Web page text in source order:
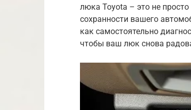
люка Toyota – это не
сохранности вашего
как самостоятельно
чтобы ваш люк снова